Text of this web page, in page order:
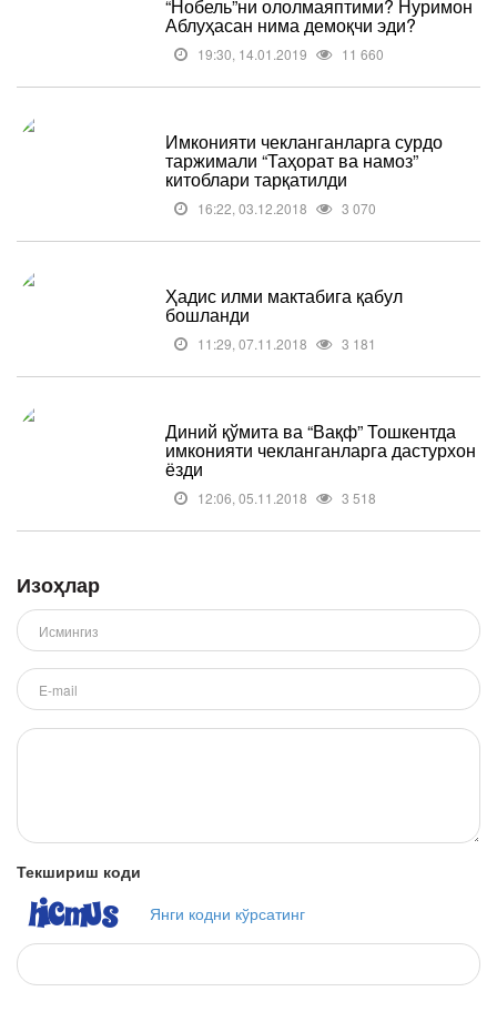
“Нобель”ни ололмаяптими? Нуримон
Аблуҳасан нима демоқчи эди?
19:30, 14.01.2019 11 660
Имконияти чекланганларга сурдо
таржимали “Таҳорат ва намоз”
китоблари тарқатилди
16:22, 03.12.2018 3 070
Ҳадис илми мактабига қабул
бошланди
11:29, 07.11.2018 3 181
Диний қўмита ва “Вақф” Тошкентда
имконияти чекланганларга дастурхон
ёзди
12:06, 05.11.2018 3 518
Изоҳлар
Текшириш коди
Янги кодни кўрсатинг